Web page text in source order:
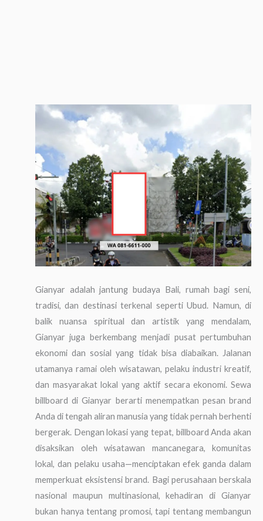
Gianyar adalah jantung budaya Bali, rumah bagi seni,
tradisi, dan destinasi terkenal seperti Ubud. Namun, di
balik nuansa spiritual dan artistik yang mendalam,
Gianyar juga berkembang menjadi pusat pertumbuhan
ekonomi dan sosial yang tidak bisa diabaikan. Jalanan
utamanya ramai oleh wisatawan, pelaku industri kreatif,
dan masyarakat lokal yang aktif secara ekonomi. Sewa
billboard di Gianyar berarti menempatkan pesan brand
Anda di tengah aliran manusia yang tidak pernah berhenti
bergerak. Dengan lokasi yang tepat, billboard Anda akan
disaksikan oleh wisatawan mancanegara, komunitas
lokal, dan pelaku usaha—menciptakan efek ganda dalam
memperkuat eksistensi brand. Bagi perusahaan berskala
nasional maupun multinasional, kehadiran di Gianyar
bukan hanya tentang promosi, tapi tentang membangun